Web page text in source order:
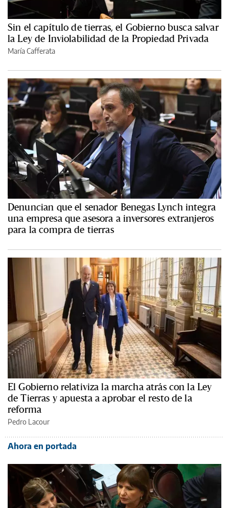
Sin el capítulo de tierras, el Gobierno busca salvar
la Ley de Inviolabilidad de la Propiedad Privada
María Cafferata
Denuncian que el senador Benegas Lynch integra
una empresa que asesora a inversores extranjeros
para la compra de tierras
El Gobierno relativiza la marcha atrás con la Ley
de Tierras y apuesta a aprobar el resto de la
reforma
Pedro Lacour
Ahora en portada